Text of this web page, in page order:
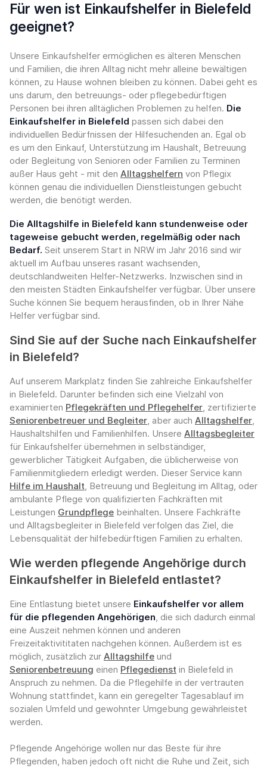
Für wen ist Einkaufshelfer in Bielefeld
geeignet?
Unsere Einkaufshelfer ermöglichen es älteren Menschen
und Familien, die ihren Alltag nicht mehr alleine bewältigen
können, zu Hause wohnen bleiben zu können. Dabei geht es
uns darum, den betreuungs- oder pflegebedürftigen
Personen bei ihren alltäglichen Problemen zu helfen. Die
Einkaufshelfer in Bielefeld passen sich dabei den
individuellen Bedürfnissen der Hilfesuchenden an. Egal ob
es um den Einkauf, Unterstützung im Haushalt, Betreuung
oder Begleitung von Senioren oder Familien zu Terminen
außer Haus geht - mit den Alltagshelfern von Pflegix
können genau die individuellen Dienstleistungen gebucht
werden, die benötigt werden.
Die Alltagshilfe in Bielefeld kann stundenweise oder
tageweise gebucht werden, regelmäßig oder nach
Bedarf. Seit unserem Start in NRW im Jahr 2016 sind wir
aktuell im Aufbau unseres rasant wachsenden,
deutschlandweiten Helfer-Netzwerks. Inzwischen sind in
den meisten Städten Einkaufshelfer verfügbar. Über unsere
Suche können Sie bequem herausfinden, ob in Ihrer Nähe
Helfer verfügbar sind.
Sind Sie auf der Suche nach Einkaufshelfer
in Bielefeld?
Auf unserem Markplatz finden Sie zahlreiche Einkaufshelfer
in Bielefeld. Darunter befinden sich eine Vielzahl von
examinierten Pflegekräften und Pflegehelfer, zertifizierte
Seniorenbetreuer und Begleiter, aber auch Alltagshelfer,
Haushaltshilfen und Familienhilfen. Unsere Alltagsbegleiter
für Einkaufshelfer übernehmen in selbständiger,
gewerblicher Tätigkeit Aufgaben, die üblicherweise von
Familienmitgliedern erledigt werden. Dieser Service kann
Hilfe im Haushalt, Betreuung und Begleitung im Alltag, oder
ambulante Pflege von qualifizierten Fachkräften mit
Leistungen Grundpflege beinhalten. Unsere Fachkräfte
und Alltagsbegleiter in Bielefeld verfolgen das Ziel, die
Lebensqualität der hilfebedürftigen Familien zu erhalten.
Wie werden pflegende Angehörige durch
Einkaufshelfer in Bielefeld entlastet?
Eine Entlastung bietet unsere Einkaufshelfer vor allem
für die pflegenden Angehörigen, die sich dadurch einmal
eine Auszeit nehmen können und anderen
Freizeitaktivititaten nachgehen können. Außerdem ist es
möglich, zusätzlich zur Alltagshilfe und
Seniorenbetreuung einen Pflegedienst in Bielefeld in
Anspruch zu nehmen. Da die Pflegehilfe in der vertrauten
Wohnung stattfindet, kann ein geregelter Tagesablauf im
sozialen Umfeld und gewohnter Umgebung gewährleistet
werden.
Pflegende Angehörige wollen nur das Beste für ihre
Pflegenden, haben jedoch oft nicht die Ruhe und Zeit, sich